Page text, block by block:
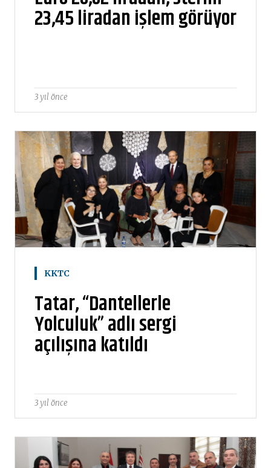
23,45 liradan işlem görüyor
3 yıl önce
KKTC
Tatar, “Dantellerle
Yolculuk” adlı sergi
açılışına katıldı
3 yıl önce